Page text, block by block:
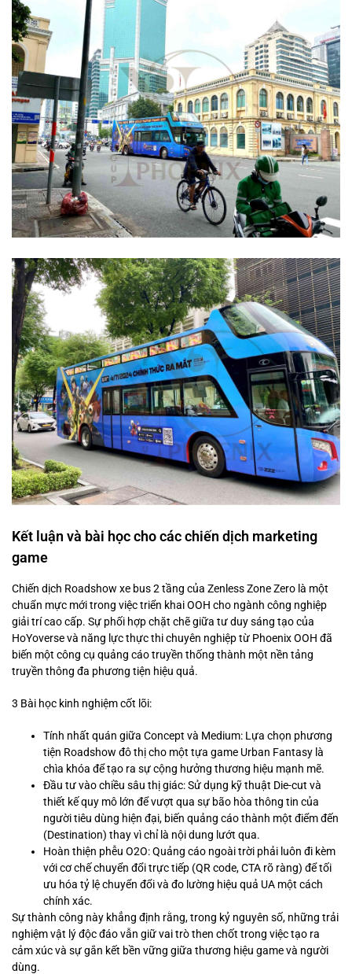
Kết luận và bài học cho các chiến dịch marketing
game
Chiến dịch Roadshow xe bus 2 tầng của Zenless Zone Zero là một
chuẩn mực mới trong việc triển khai OOH cho ngành công nghiệp
giải trí cao cấp. Sự phối hợp chặt chẽ giữa tư duy sáng tạo của
HoYoverse và năng lực thực thi chuyên nghiệp từ Phoenix OOH đã
biến một công cụ quảng cáo truyền thống thành một nền tảng
truyền thông đa phương tiện hiệu quả.
3 Bài học kinh nghiệm cốt lõi:
Tính nhất quán giữa Concept và Medium: Lựa chọn phương
tiện Roadshow đô thị cho một tựa game Urban Fantasy là
chìa khóa để tạo ra sự cộng hưởng thương hiệu mạnh mẽ.
Đầu tư vào chiều sâu thị giác: Sử dụng kỹ thuật Die-cut và
thiết kế quy mô lớn để vượt qua sự bão hòa thông tin của
người tiêu dùng hiện đại, biến quảng cáo thành một điểm đến
(Destination) thay vì chỉ là nội dung lướt qua.
Hoàn thiện phễu O2O: Quảng cáo ngoài trời phải luôn đi kèm
với cơ chế chuyển đổi trực tiếp (QR code, CTA rõ ràng) để tối
ưu hóa tỷ lệ chuyển đổi và đo lường hiệu quả UA một cách
chính xác.
Sự thành công này khẳng định rằng, trong kỷ nguyên số, những trải
nghiệm vật lý độc đáo vẫn giữ vai trò then chốt trong việc tạo ra
cảm xúc và sự gắn kết bền vững giữa thương hiệu game và người
dùng.